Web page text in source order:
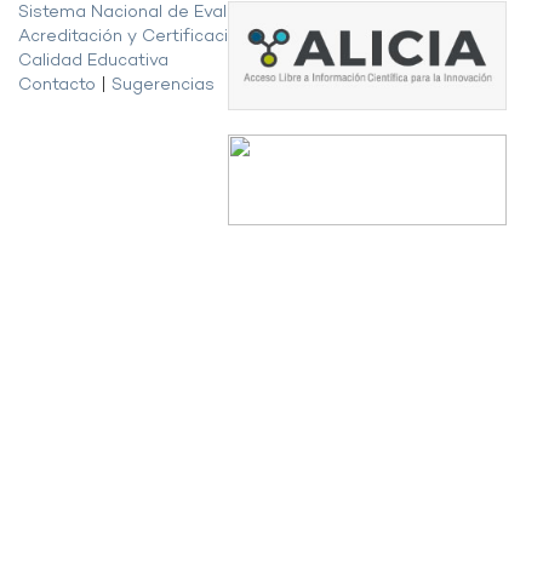
Sistema Nacional de Evaluación,
Acreditación y Certificación de la
Calidad Educativa
Contacto
Sugerencias